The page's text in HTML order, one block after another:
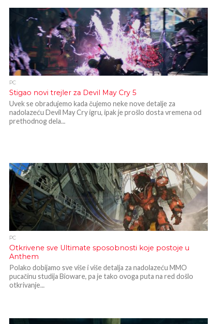
PC
Stigao novi trejler za Devil May Cry 5
Uvek se obradujemo kada čujemo neke nove detalje za
nadolazeću Devil May Cry igru, ipak je prošlo dosta vremena od
prethodnog dela...
PC
Otkrivene sve Ultimate sposobnosti koje postoje u
Anthem
Polako dobijamo sve više i više detalja za nadolazeću MMO
pucačinu studija Bioware, pa je tako ovoga puta na red došlo
otkrivanje...